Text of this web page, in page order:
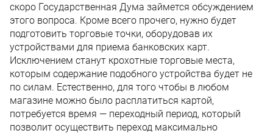
скоро Государственная Дума займется обсуждением
этого вопроса. Кроме всего прочего, нужно будет
подготовить торговые точки, оборудовав их
устройствами для приема банковских карт.
Исключением станут крохотные торговые места,
которым содержание подобного устройства будет не
по силам. Естественно, для того чтобы в любом
магазине можно было расплатиться картой,
потребуется время — переходный период, который
позволит осуществить переход максимально